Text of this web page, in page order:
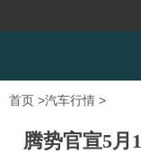
首页 >汽车行情 >
腾势官宣5月